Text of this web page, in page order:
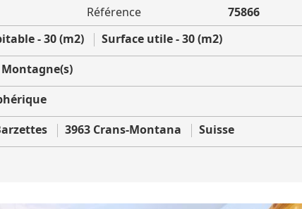
Référence
75866
- 30 (m2) Surface utile - 30 (m2)
Montagne(s)
3963 Crans-Montana Suisse